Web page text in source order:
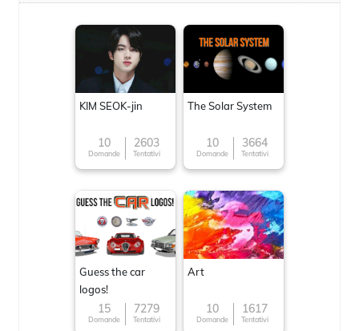
KIM SEOK-jin
10
Domande
2603
Tentativi
The Solar System
10
Domande
3664
Tentativi
Guess the car
logos!
15
Domande
7279
Tentativi
Art
10
Domande
1617
Tentativi